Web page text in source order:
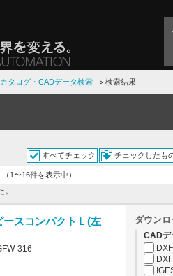
カタログ・CADデータ検索 検索結果
すべてチェック チェックしたも
（1〜16件を表示中）
ースコンパクトＬ(左
316
ダウンロ
CADデ
DXF